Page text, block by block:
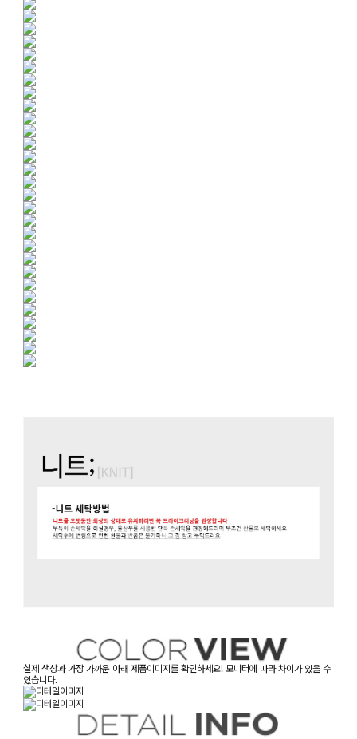
실제 색상과 가장 가까운 아래 제품이미지를 확인하세요! 모니터에 따라 차이가 있을 수
있습니다.